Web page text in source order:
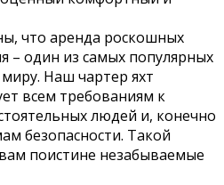
что аренда роскошных
– один из самых популярных
Наш чартер яхт
всем требованиям к
людей и, конечно
безопасности. Такой
поистине незабываемые